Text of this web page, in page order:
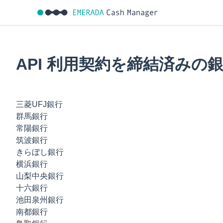
API 利用契約を締結済みの
三菱UFJ銀行
群馬銀行
常陽銀行
筑波銀行
きらぼし銀行
横浜銀行
山梨中央銀行
十六銀行
池田泉州銀行
南都銀行